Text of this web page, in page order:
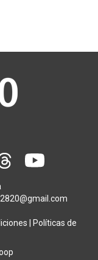
Políticas de